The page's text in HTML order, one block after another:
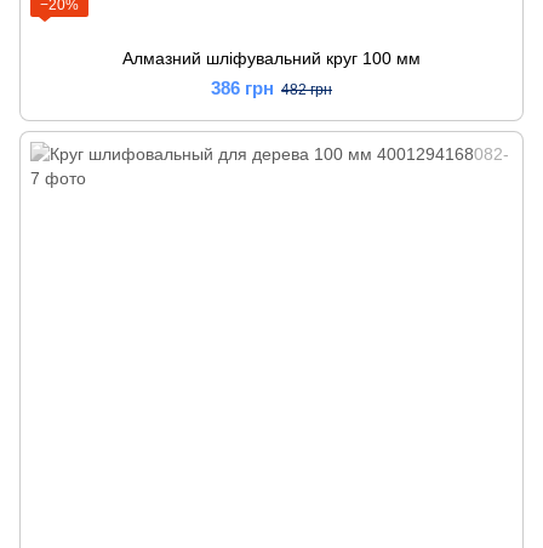
−20%
Алмазний шліфувальний круг 100 мм
386 грн 482 грн